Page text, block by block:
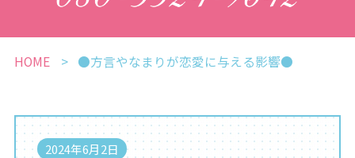
HOME ●方言やなまりが恋愛に与える影響●
2024年6月2日